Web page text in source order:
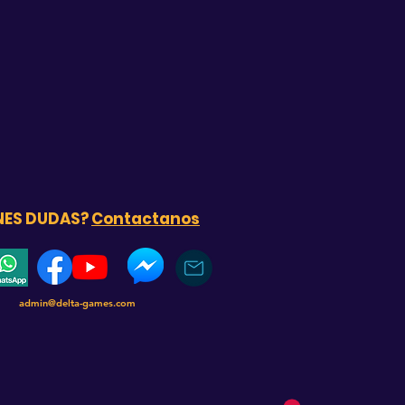
DUDAS?Contactanos
admin@delta-games.com